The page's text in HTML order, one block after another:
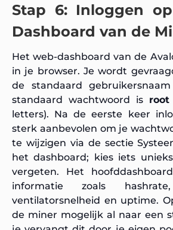
Stap 6: Inloggen
Dashboard van de
Het web-dashboard van de
in je browser. Je wordt
de standaard
standaard wachtwoord is root
letters). Na de eerste keer
sterk aanbevolen om je
te wijzigen via de sectie
het dashboard; kies iets
vergeten. Het
informatie zoals
ventilatorsnelheid en uptime.
de miner mogelijk al naar een